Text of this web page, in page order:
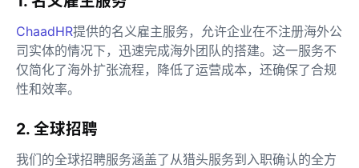
ChaadHR提供的名义雇主服务，允许企业在不注册海外公
司实体的情况下，迅速完成海外团队的搭建。这一服务不
仅简化了海外扩张流程，降低了运营成本，还确保了合规
性和效率。
2. 全球招聘
我们的全球招聘服务涵盖了从猎头服务到入职确认的全方